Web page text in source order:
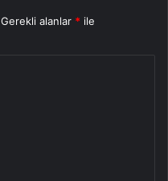
Gerekli alanlar * ile